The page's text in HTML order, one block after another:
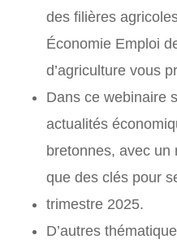
des filières
Économie Emploi
d’agriculture vous
Dans ce webinaire
actualités
bretonnes, avec un
que des clés pour
trimestre 2025.
D’autres